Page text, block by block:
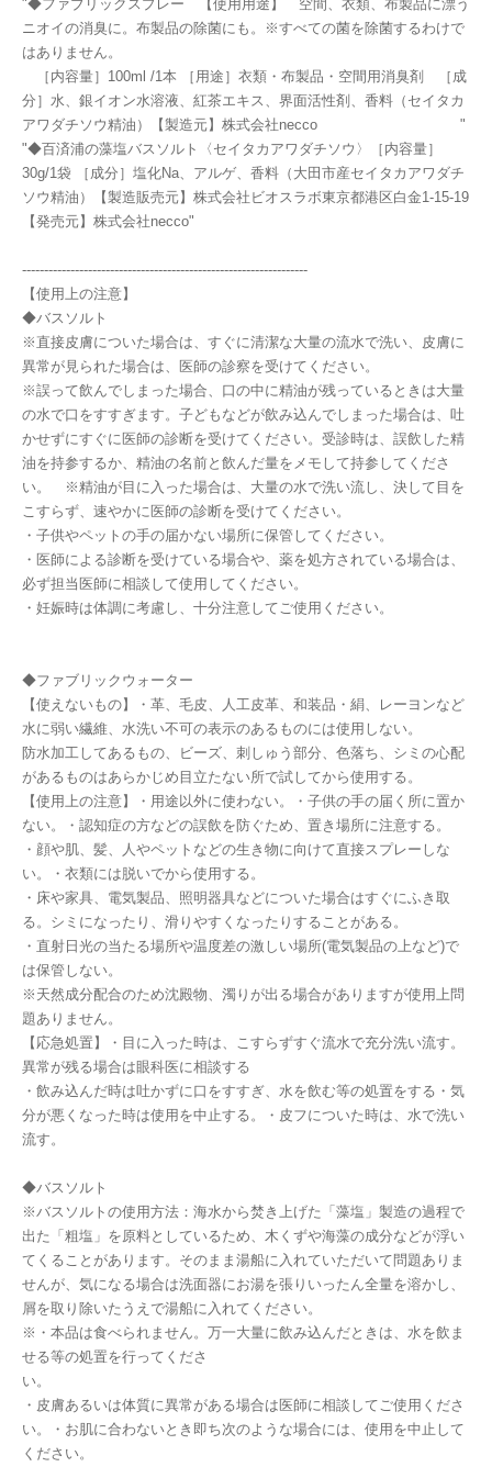
"◆ファブリックスプレー 【使用用途】 空間、衣類、布製品に漂う
ニオイの消臭に。布製品の除菌にも。※すべての菌を除菌するわけで
はありません。
［内容量］100ml /1本 ［用途］衣類・布製品・空間用消臭剤 ［成
分］水、銀イオン水溶液、紅茶エキス、界面活性剤、香料（セイタカ
アワダチソウ精油）【製造元】株式会社necco "
"◆百済浦の藻塩バスソルト〈セイタカアワダチソウ〉［内容量］
30g/1袋 ［成分］塩化Na、アルゲ、香料（大田市産セイタカアワダチ
ソウ精油）【製造販売元】株式会社ビオスラボ東京都港区白金1-15-19
【発売元】株式会社necco"
-----------------------------------------------------------------
【使用上の注意】
◆バスソルト
※直接皮膚についた場合は、すぐに清潔な大量の流水で洗い、皮膚に
異常が見られた場合は、医師の診察を受けてください。
※誤って飲んでしまった場合、口の中に精油が残っているときは大量
の水で口をすすぎます。子どもなどが飲み込んでしまった場合は、吐
かせずにすぐに医師の診断を受けてください。受診時は、誤飲した精
油を持参するか、精油の名前と飲んだ量をメモして持参してくださ
い。 ※精油が目に入った場合は、大量の水で洗い流し、決して目を
こすらず、速やかに医師の診断を受けてください。
・子供やペットの手の届かない場所に保管してください。
・医師による診断を受けている場合や、薬を処方されている場合は、
必ず担当医師に相談して使用してください。
・妊娠時は体調に考慮し、十分注意してご使用ください。
◆ファブリックウォーター
【使えないもの】・革、毛皮、人工皮革、和装品・絹、レーヨンなど
水に弱い繊維、水洗い不可の表示のあるものには使用しない。
防水加工してあるもの、ビーズ、刺しゅう部分、色落ち、シミの心配
があるものはあらかじめ目立たない所で試してから使用する。
【使用上の注意】・用途以外に使わない。・子供の手の届く所に置か
ない。・認知症の方などの誤飲を防ぐため、置き場所に注意する。
・顔や肌、髪、人やペットなどの生き物に向けて直接スプレーしな
い。・衣類には脱いでから使用する。
・床や家具、電気製品、照明器具などについた場合はすぐにふき取
る。シミになったり、滑りやすくなったりすることがある。
・直射日光の当たる場所や温度差の激しい場所(電気製品の上など)で
は保管しない。
※天然成分配合のため沈殿物、濁りが出る場合がありますが使用上問
題ありません。
【応急処置】・目に入った時は、こすらずすぐ流水で充分洗い流す。
異常が残る場合は眼科医に相談する
・飲み込んだ時は吐かずに口をすすぎ、水を飲む等の処置をする・気
分が悪くなった時は使用を中止する。・皮フについた時は、水で洗い
流す。
◆バスソルト
※バスソルトの使用方法：海水から焚き上げた「藻塩」製造の過程で
出た「粗塩」を原料としているため、木くずや海藻の成分などが浮い
てくることがあります。そのまま湯船に入れていただいて問題ありま
せんが、気になる場合は洗面器にお湯を張りいったん全量を溶かし、
屑を取り除いたうえで湯船に入れてください。
※・本品は食べられません。万一大量に飲み込んだときは、水を飲ま
せる等の処置を行ってくださ
い。
・皮膚あるいは体質に異常がある場合は医師に相談してご使用くださ
い。・お肌に合わないとき即ち次のような場合には、使用を中止して
ください。